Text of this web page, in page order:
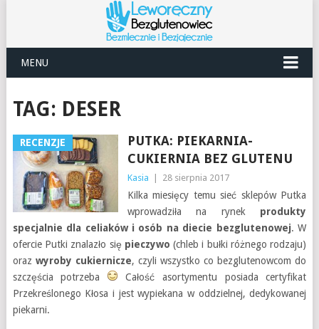
MENU
TAG: DESER
RECENZJE
PUTKA: PIEKARNIA-
CUKIERNIA BEZ GLUTENU
Kasia 28 sierpnia 2017
Kilka miesięcy temu sieć sklepów Putka
wprowadziła na rynek produkty
specjalnie dla celiaków i osób na diecie bezglutenowej. W
ofercie Putki znalazło się pieczywo (chleb i bułki różnego rodzaju)
oraz wyroby cukiernicze, czyli wszystko co bezglutenowcom do
szczęścia potrzeba
Całość asortymentu posiada certyfikat
Przekreślonego Kłosa i jest wypiekana w oddzielnej, dedykowanej
piekarni.